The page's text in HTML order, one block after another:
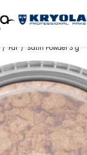
Far Satin Powder 3 g